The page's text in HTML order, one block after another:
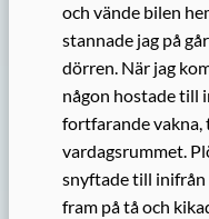
och vände bilen
stannade jag på
dörren. När jag
någon hostade till
fortfarande vakna,
vardagsrummet.
snyftade till inifrån
fram på tå och